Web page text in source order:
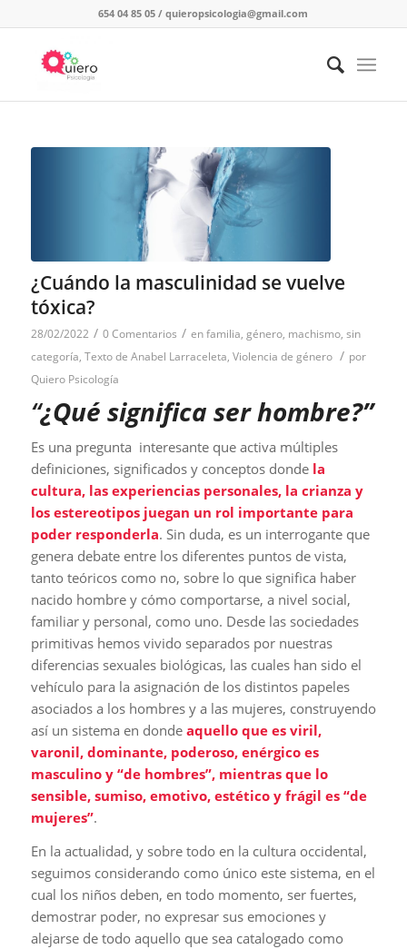
654 04 85 05 /quieropsicologia@gmail.com
¿Cuándo la masculinidad se vuelve
tóxica?
28/02/2022 / 0 Comentarios / enfamilia, género, machismo, sin
categoría, Texto de Anabel Larraceleta, Violencia de género / por
Quiero Psicología
“¿Qué significa ser hombre?”
Es una pregunta interesante que activa múltiples
definiciones, significados y conceptos donde la
cultura, las experiencias personales, la crianza y
los estereotipos juegan un rol importante para
poder responderla. Sin duda, es un interrogante que
genera debate entre los diferentes puntos de vista,
tanto teóricos como no, sobre lo que significa haber
nacido hombre y cómo comportarse, a nivel social,
familiar y personal, como uno. Desde las sociedades
primitivas hemos vivido separados por nuestras
diferencias sexuales biológicas, las cuales han sido el
vehículo para la asignación de los distintos papeles
asociados a los hombres y a las mujeres, construyendo
así un sistema en donde aquello que es viril,
varonil, dominante, poderoso, enérgico es
masculino y “de hombres”, mientras que lo
sensible, sumiso, emotivo, estético y frágil es “de
mujeres”.
En la actualidad, y sobre todo en la cultura occidental,
seguimos considerando como único este sistema, en el
cual los niños deben, en todo momento, ser fuertes,
demostrar poder, no expresar sus emociones y
alejarse de todo aquello que sea catalogado como